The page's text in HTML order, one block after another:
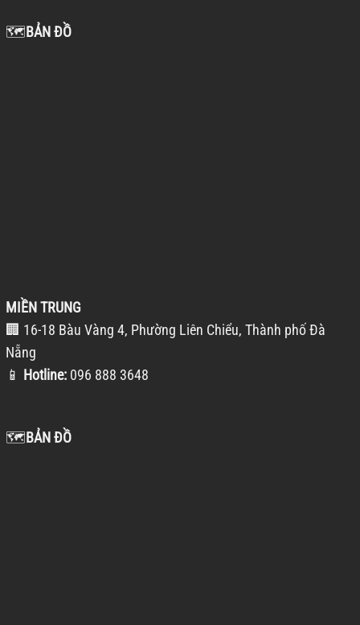
🗺️BẢN ĐỒ
MIỀN TRUNG
🏢 16-18 Bàu Vàng 4, Phường Liên Chiểu, Thành phố Đà
Nẵng
📱 Hotline: 096 888 3648
🗺️BẢN ĐỒ